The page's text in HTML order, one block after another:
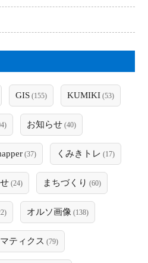
GIS (155) KUMIKI (53)
お知らせ (40)
(37) くみきトレ (17)
(24) まちづくり (60)
オルソ画像 (138)
ティクス (79)